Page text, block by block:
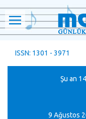
ISSN: 1301 - 3971
Şu an
9 Ağustos